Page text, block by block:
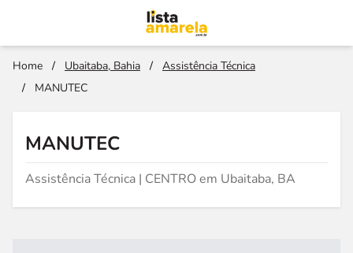
Home / Ubaitaba, Bahia /
Assistência Técnica
/
MANUTEC
MANUTEC
Assistência Técnica | CENTRO em Ubaitaba, BA